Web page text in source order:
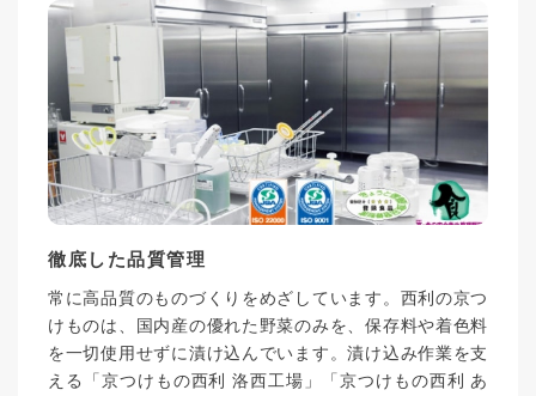
徹底した品質管理
常に高品質のものづくりをめざしています。西利の京つ
けものは、国内産の優れた野菜のみを、保存料や着色料
を一切使用せずに漬け込んでいます。漬け込み作業を支
える「京つけもの西利 洛西工場」「京つけもの西利 あ